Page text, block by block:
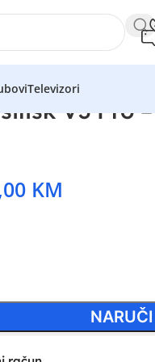
Televizori
V3 Pro
KM
NARUČI